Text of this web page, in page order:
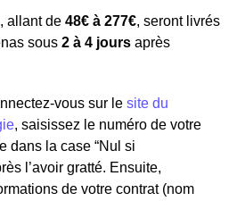
allant de 48€ à 277€, seront livrés
sous 2 à 4 jours après
vous sur le site du
, saisissez le numéro de votre
dans la case “Nul si
l’avoir gratté. Ensuite,
de votre contrat (nom